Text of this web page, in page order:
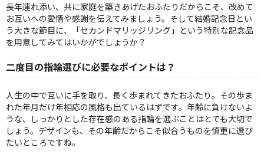
長年連れ添い、共に家庭を築きあげたおふたりだからこそ、改めて
お互いへの愛情や感謝を伝えてみましょう。そして結婚記念日とい
う大きな節目に、「セカンドマリッジリング」という特別な記念品
を用意してみてはいかがでしょうか？
二度目の指輪選びに必要なポイントは？
人生の中で互いに手を取り、長く歩まれてきたおふたり。その歩ま
れた年月だけ年相応の風格も出ているはずです。年齢に負けないよ
うな、しっかりとした存在感のある指輪を選ぶことはとても大切で
しょう。デザインも、その年齢だからこそ似合うものを慎重に選び
たいところですね。